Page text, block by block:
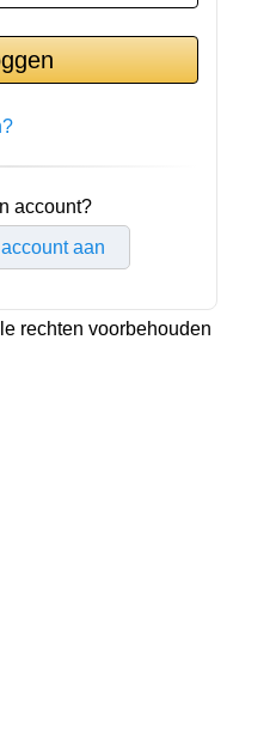
account?
aan
rechten voorbehouden